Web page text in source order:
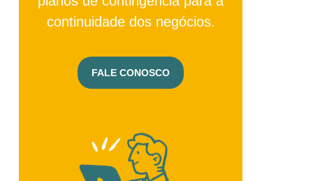
continuidade dos negócios.
FALE CONOSCO